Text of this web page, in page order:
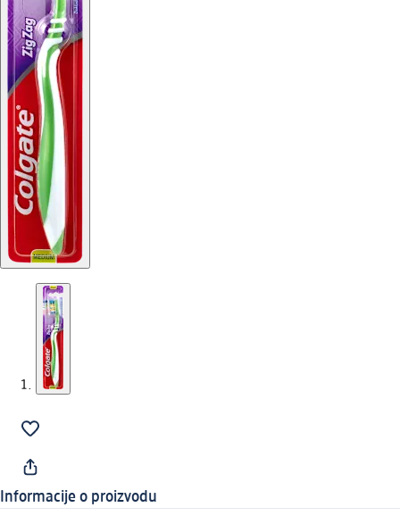
Informacije o proizvodu